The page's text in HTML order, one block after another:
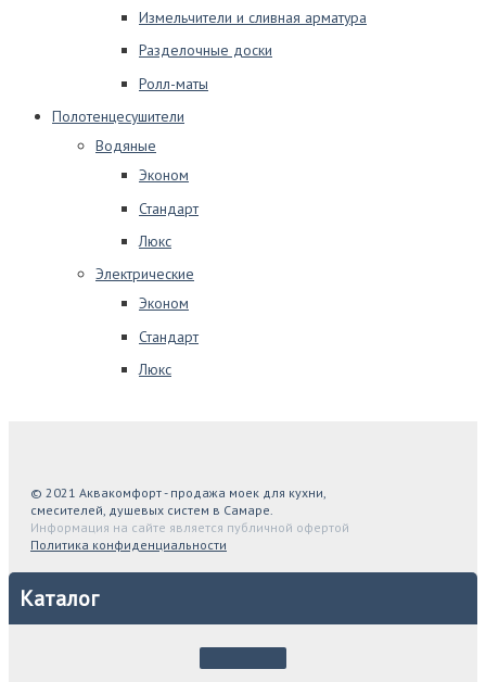
Измельчители и сливная арматура
Разделочные доски
Ролл-маты
Полотенцесушители
Водяные
Эконом
Стандарт
Люкс
Электрические
Эконом
Стандарт
Люкс
© 2021 Аквакомфорт - продажа моек для кухни,
смесителей, душевых систем в Самаре.
Информация на сайте является публичной офертой
Политика конфиденциальности
Каталог